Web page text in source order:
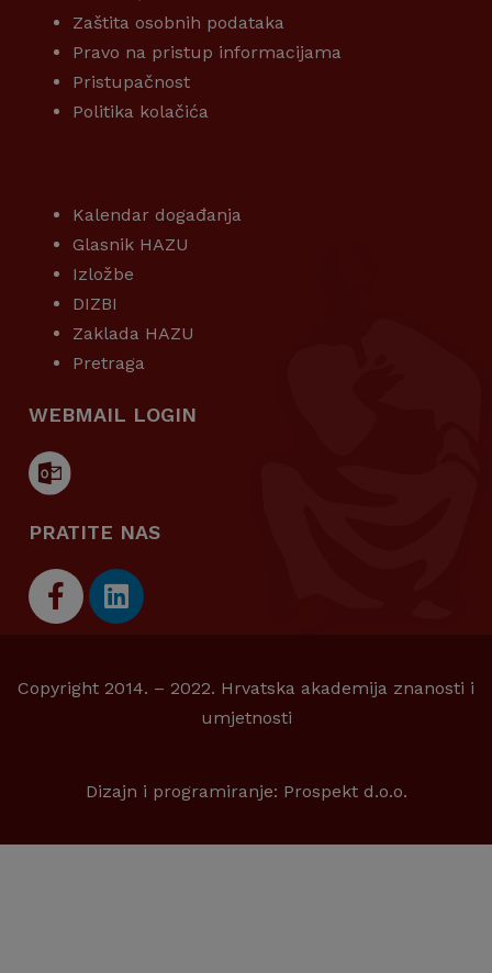
Zaštita osobnih podataka
Pravo na pristup informacijama
Pristupačnost
Politika kolačića
Kalendar događanja
Glasnik HAZU
Izložbe
DIZBI
Zaklada HAZU
Pretraga
WEBMAIL LOGIN
PRATITE NAS
Copyright 2014. – 2022. Hrvatska akademija znanosti i
umjetnosti
Dizajn i programiranje: Prospekt d.o.o.